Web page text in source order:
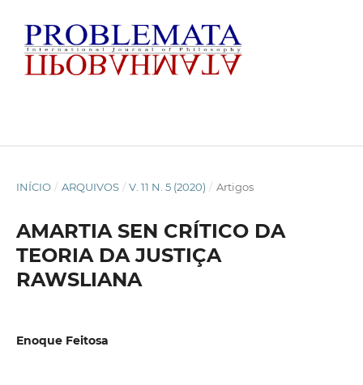
INÍCIO / ARQUIVOS / V. 11 N. 5 (2020) / Artigos
AMARTIA SEN CRÍTICO DA
TEORIA DA JUSTIÇA
RAWSLIANA
Enoque Feitosa